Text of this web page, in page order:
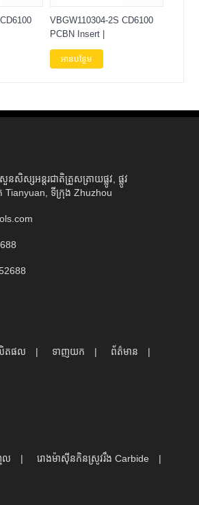
VBGW110304-2S CD6100
PCBN Insert |
អានបន្ថែម
នសិស្សអន្តរជាតិត្រួសត្រាយផ្លូវ, ផ្លូវ
Tianyuan, ទីក្រុង Zhuzhou
តផល ទាញយក ព័ត៌មាន
ល រោងម៉ាស៊ីនកិនស្រូវរឹង Carbide